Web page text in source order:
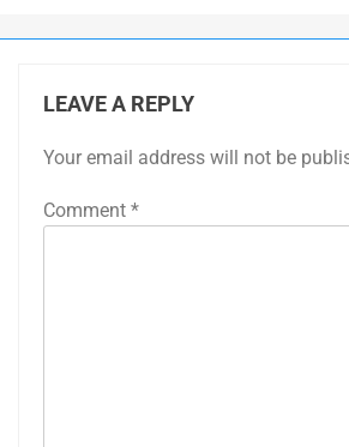
LEAVE A REPLY
Your email address will not be
Comment *